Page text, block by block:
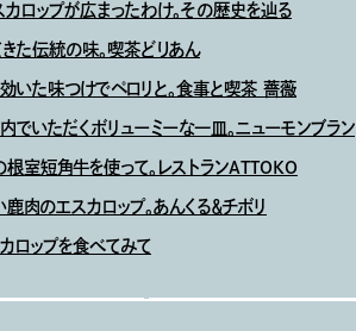
ロップが広まったわけ。その歴史を辿る
た伝統の味。喫茶どりあん
いた味つけでペロリと。食事と喫茶 薔薇
でいただくボリューミーな一皿。ニューモンブラン
根室短角牛を使って。レストランATTOKO
肉のエスカロップ。あんくる＆チボリ
ロップを食べてみて